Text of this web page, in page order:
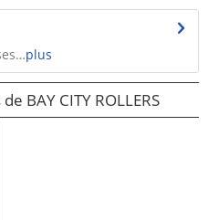
plus
BAY CITY ROLLERS